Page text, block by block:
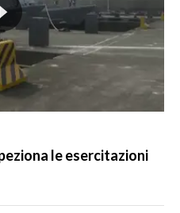
le esercitazioni